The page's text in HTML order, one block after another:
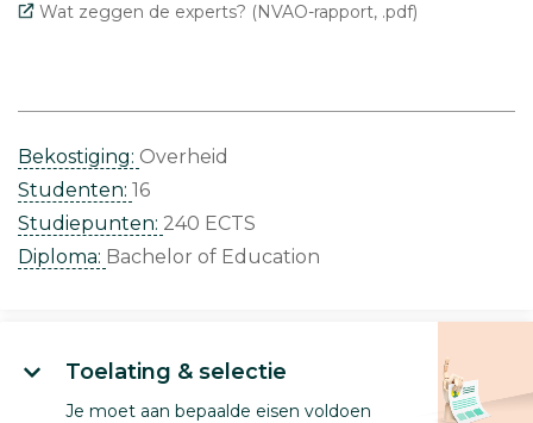
Wat zeggen de experts? (NVAO-rapport, .pdf)
Bekostiging: Overheid
Studenten: 16
Studiepunten: 240 ECTS
Diploma: Bachelor of Education
Toelating & selectie
Je moet aan bepaalde eisen voldoen